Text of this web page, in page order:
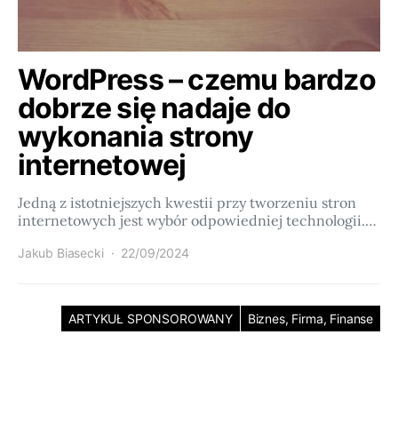
WordPress – czemu bardzo
dobrze się nadaje do
wykonania strony
internetowej
Jedną z istotniejszych kwestii przy tworzeniu stron
internetowych jest wybór odpowiedniej technologii.…
Jakub Biasecki 22/09/2024
ARTYKUŁ SPONSOROWANY Biznes, Firma, Finanse